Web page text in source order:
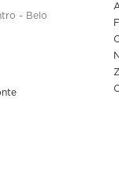
- Belo